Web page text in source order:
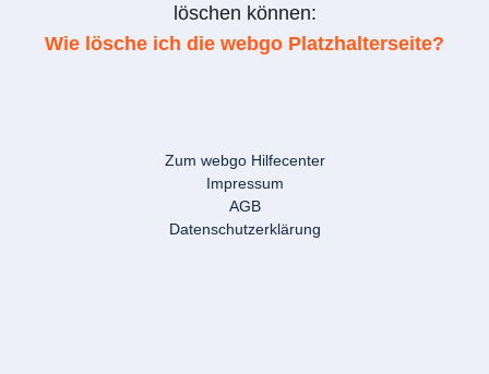
löschen können:
Wie lösche ich die webgo Platzhalterseite?
Zum webgo Hilfecenter
Impressum
AGB
Datenschutzerklärung